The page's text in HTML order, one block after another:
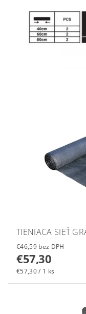
TIENIACA SIEŤ
€46,59 bez DPH
€57,30
€57,30 / 1 ks